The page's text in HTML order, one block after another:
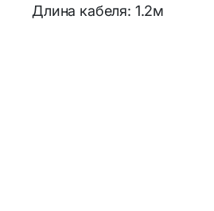
Элементы питания и
Длина кабеля: 1.2м